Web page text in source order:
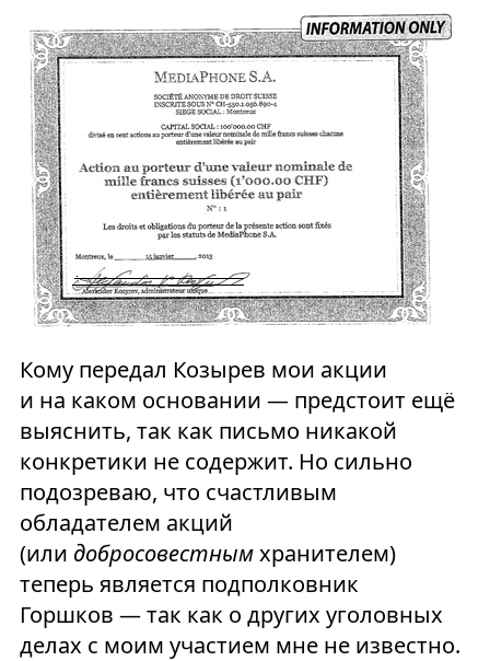
Кому передал Козырев мои акции
и на каком основании — предстоит ещё
выяснить, так как письмо никакой
конкретики не содержит. Но сильно
подозреваю, что счастливым
обладателем акций
(или добросовестнымхранителем)
теперь является подполковник
Горшков — так как о других уголовных
делах с моим участием мне не известно.